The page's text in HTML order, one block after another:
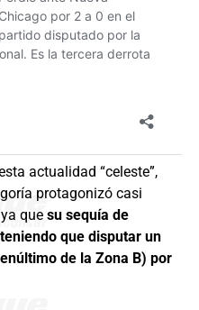
actualidad “celeste”,
protagonizó casi
que su sequía de
que disputar un
de la Zona B) por